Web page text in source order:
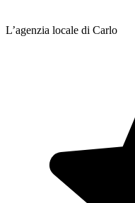
L’agenzia locale di Carlo